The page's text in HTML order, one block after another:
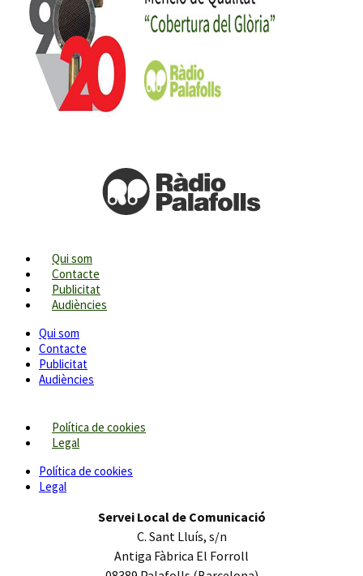
Qui som
Contacte
Publicitat
Audiències
Qui som
Contacte
Publicitat
Audiències
Política de cookies
Legal
Política de cookies
Legal
Servei Local de Comunicació
C. Sant Lluís, s/n
Antiga Fàbrica El Forroll